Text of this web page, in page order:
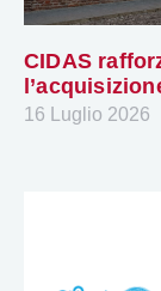
CIDAS
16 Luglio 2026